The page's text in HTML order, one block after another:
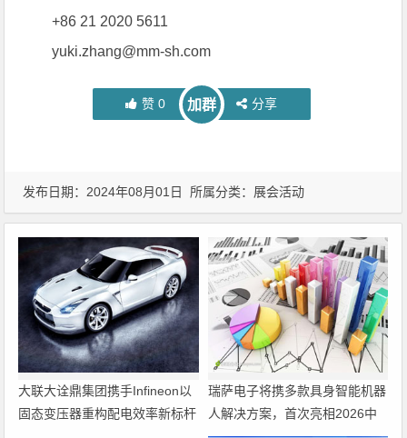
+86 21 2020 5611
yuki.zhang@mm-sh.com
赞 0 加群 分享
发布日期：2024年08月01日 所属分类： 展会活动
大联大诠鼎集团携手Infineon以
固态变压器重构配电效率新标杆
瑞萨电子将携多款具身智能机器
人解决方案，首次亮相2026中